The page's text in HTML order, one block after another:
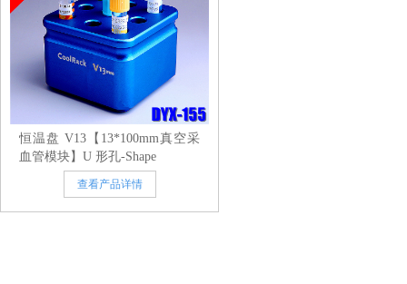
恒温盘 V13【13*100mm真空采
血管模块】U 形孔-Shape
查看产品详情